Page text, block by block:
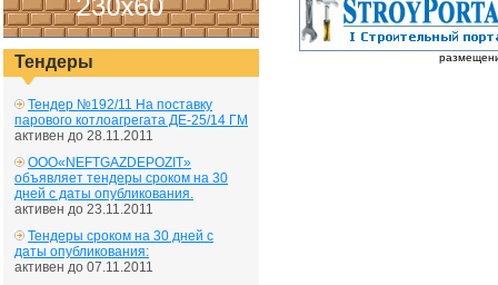
Тендеры
Тендер №192/11 На поставку
парового котлоагрегата ДЕ-25/14 ГМ
активен до 28.11.2011
ООО«NEFTGAZDEPOZIT»
объявляет тендеры сроком на 30
дней с даты опубликования.
активен до 23.11.2011
Тендеры сроком на 30 дней с
даты опубликования:
активен до 07.11.2011